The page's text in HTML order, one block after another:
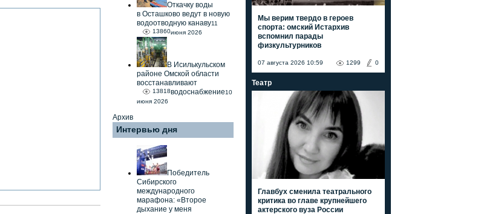
Откачку воды
в Осташково ведут в новую
водоотводную канаву
13860
11
июня 2026
В Исилькульском
районе Омской области
восстанавливают
водоснабжение
13818
10
июня 2026
Архив
Интервью дня
Победитель
Сибирского
международного
марафона: «Второе
дыхание у меня
Мы верим твердо в героев
спорта: омский Истархив
вспомнил парады
физкультурников
07 августа 2026 10:59 0
1299
Театр
Главбух сменила театрального
критика во главе крупнейшего
актерского вуза России